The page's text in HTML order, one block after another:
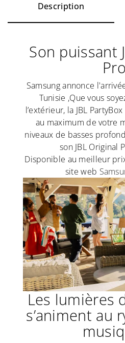
Description
Son puissant
Pro
Samsung annonce
Tunisie ,Que vous
l’extérieur, la JBL
au maximum de votre
niveaux de basses
son JBL Original
Disponible au meilleur
site web
Les lumières
s’animent au